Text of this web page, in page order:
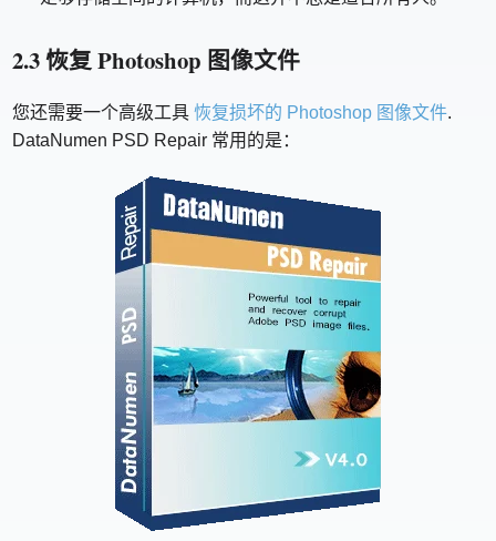
2.3 恢复 Photoshop 图像文件
您还需要一个高级工具恢复损坏的 Photoshop 图像文件.
DataNumen PSD Repair 常用的是：